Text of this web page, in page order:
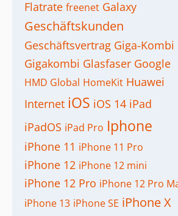
Flatrate freenet Galaxy
Geschäftskunden
Geschäftsvertrag Giga-Kombi
Gigakombi Glasfaser Google
HMD Global HomeKit Huawei
Internet iOS iOS 14 iPad
iPadOS iPad Pro Iphone
iPhone 11 iPhone 11 Pro
iPhone 12 iPhone 12 mini
iPhone 12 Pro iPhone 12 Pro
iPhone 13 iPhone SE iPhone X